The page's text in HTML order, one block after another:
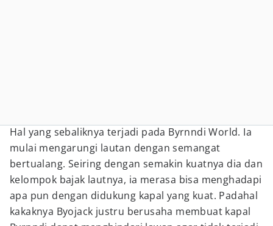
Hal yang sebaliknya terjadi pada Byrnndi World. Ia
mulai mengarungi lautan dengan semangat
bertualang. Seiring dengan semakin kuatnya dia dan
kelompok bajak lautnya, ia merasa bisa menghadapi
apa pun dengan didukung kapal yang kuat. Padahal
kakaknya Byojack justru berusaha membuat kapal